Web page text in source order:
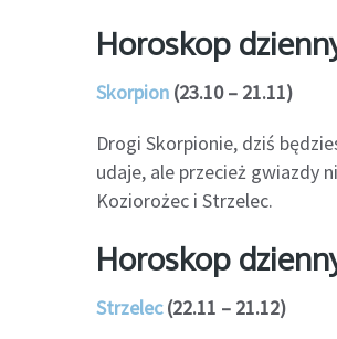
Horoskop
Skorpion (23.10 – 21.11)
Drogi Skorpionie, dziś
udaje, ale przecież gwiazdy
Koziorożec i Strzelec.
Horoskop
Strzelec(22.11 – 21.12)